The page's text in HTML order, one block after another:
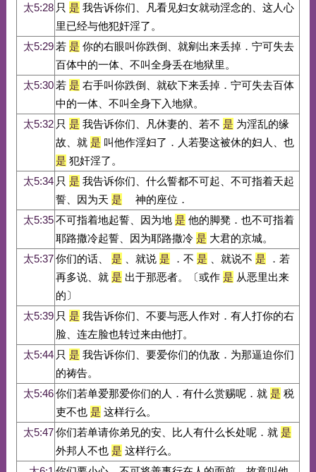
太5:28 只 是 我告诉你们、凡看见妇女就动淫念的、这人心
里已经与他犯奸淫了。
太5:29 若 是 你的右眼叫你跌倒、就剜出来丢掉．宁可失去
百体中的一体、不叫全身丢在地狱里。
太5:30 若 是 右手叫你跌倒、就砍下来丢掉．宁可失去百体
中的一体、不叫全身下入地狱。
太5:32 只 是 我告诉你们、凡休妻的、若不 是 为淫乱的缘
故、就 是 叫他作淫妇了．人若娶这被休的妇人、也
是 犯奸淫了。
太5:34 只 是 我告诉你们、什么誓都不可起、不可指着天起
誓、因为天 是 神的座位．
太5:35不可指着地起誓、因为地 是 他的脚凳．也不可指着
耶路撒冷起誓、因为耶路撒冷 是 大君的京城。
太5:37你们的话、 是 、就说 是 ．不 是 、就说不 是 ．若
再多说、就 是 出于那恶者。〔或作 是 从恶里出来
的〕
太5:39 只 是 我告诉你们、不要与恶人作对．有人打你的右
脸、连左脸也转过来由他打。
太5:44 只 是 我告诉你们、要爱你们的仇敌．为那逼迫你们
的祷告。
太5:46你们若单爱那爱你们的人．有什么赏赐呢．就 是 税
吏不也 是 这样行么。
太5:47你们若单请你弟兄的安、比人有什么长处呢．就 是
外邦人不也 是 这样行么。